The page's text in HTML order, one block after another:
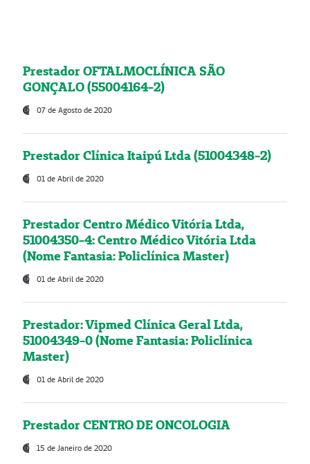
Prestador OFTALMOCLÍNICA SÃO
GONÇALO (55004164-2)
07 de Agosto de 2020
Prestador Clínica Itaipú Ltda (51004348-2)
01 de Abril de 2020
Prestador Centro Médico Vitória Ltda,
51004350-4: Centro Médico Vitória Ltda
(Nome Fantasia: Policlínica Master)
01 de Abril de 2020
Prestador: Vipmed Clínica Geral Ltda,
51004349-0 (Nome Fantasia: Policlínica
Master)
01 de Abril de 2020
Prestador CENTRO DE ONCOLOGIA
15 de Janeiro de 2020